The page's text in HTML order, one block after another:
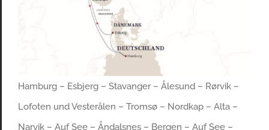
Hamburg – Esbjerg – Stavanger – Ålesund – Rørvik –
Lofoten und Vesterålen – Tromsø – Nordkap – Alta –
Narvik – Auf See – Åndalsnes – Bergen – Auf See –